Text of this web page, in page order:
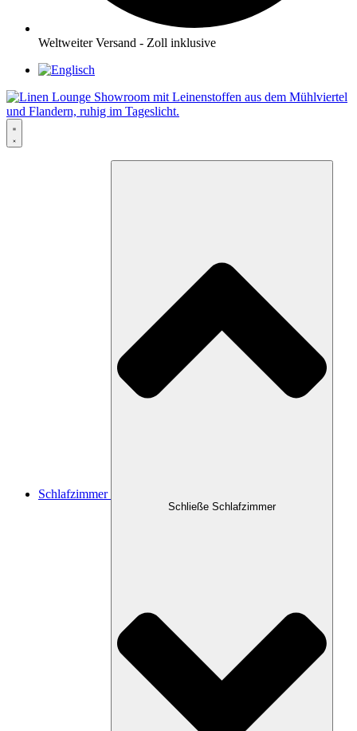
Weltweiter Versand - Zoll inklusive
Schlafzimmer
Schließe Schlafzimmer